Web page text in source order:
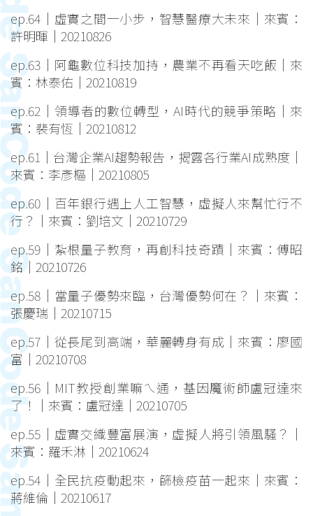
ep.64｜虛實之間一小步，智慧醫療大未來｜來賓：
許明暉｜20210826
ep.63｜阿龜數位科技加持，農業不再看天吃飯｜來
賓：林泰佑｜20210819
ep.62｜領導者的數位轉型，AI時代的競爭策略｜來
賓：裴有恆｜20210812
ep.61｜台灣企業AI趨勢報告，揭露各行業AI成熟度｜
來賓：李彥樞｜20210805
ep.60｜百年銀行遇上人工智慧，虛擬人來幫忙行不
行？｜來賓：劉培文｜20210729
ep.59｜紮根量子教育，再創科技奇蹟｜來賓：傅昭
銘｜20210726
ep.58｜當量子優勢來臨，台灣優勢何在？｜來賓：
張慶瑞｜20210715
ep.57｜從長尾到高端，華麗轉身有成｜來賓：廖國
富｜20210708
ep.56｜MIT教授創業嘛ㄟ通，基因魔術師盧冠達來
了！｜來賓：盧冠達｜20210705
ep.55｜虛實交織豐富展演，虛擬人將引領風騷？｜
來賓：羅禾淋｜20210624
ep.54｜全民抗疫動起來，篩檢疫苗一起來｜來賓：
蔣維倫｜20210617